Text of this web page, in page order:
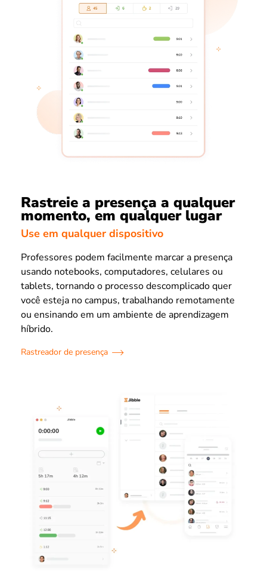
Rastreie a presença a qualquer
momento, em qualquer lugar
Use em qualquer dispositivo
Professores podem facilmente marcar a presença
usando notebooks, computadores, celulares ou
tablets, tornando o processo descomplicado quer
você esteja no campus, trabalhando remotamente
ou ensinando em um ambiente de aprendizagem
híbrido.
Rastreador de presença